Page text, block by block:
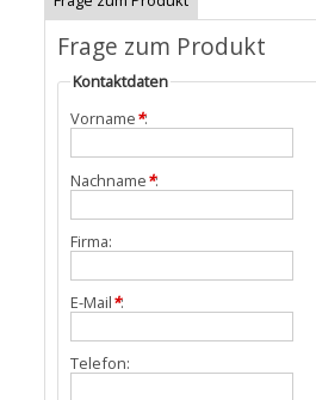
Frage zum Produkt
Kontaktdaten
Vorname*:
Nachname*:
Firma:
E-Mail*:
Telefon: